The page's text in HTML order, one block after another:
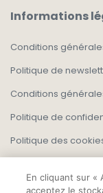
Informations
Conditions
Politique de
Conditions
Politique de
Politique des
En cliquant sur «
acceptez le